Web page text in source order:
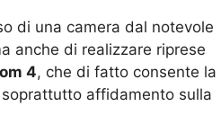
di una camera dal notevole
anche di realizzare riprese
4, che di fatto consente la
affidamento sulla